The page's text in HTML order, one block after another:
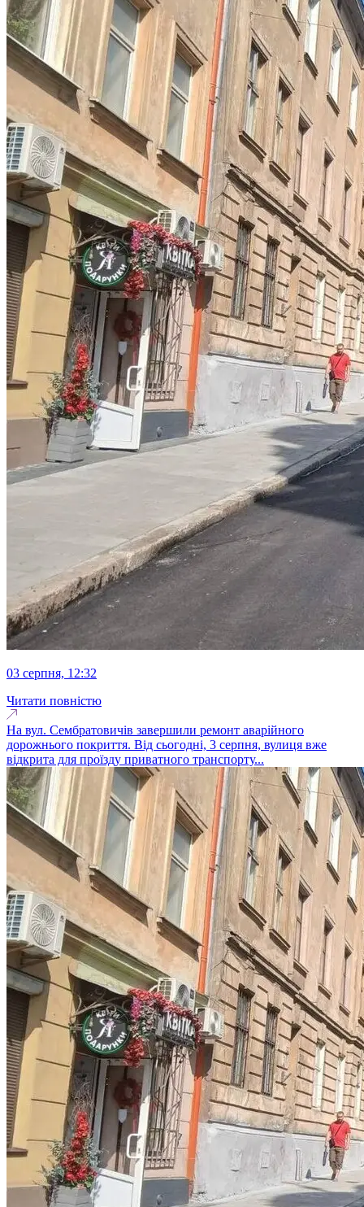
03 серпня, 12:32
Читати повністю
На вул. Сембратовичів завершили ремонт аварійного
дорожнього покриття. Від сьогодні, 3 серпня, вулиця вже
відкрита для проїзду приватного транспорту...